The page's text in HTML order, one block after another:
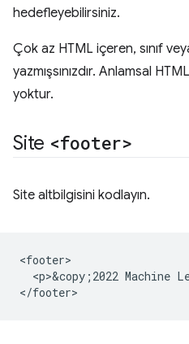
hedefleyebilirsiniz.
Çok az HTML içeren, sınıf
yazmışsınızdır. Anlamsal
yoktur.
Site <footer>
Site altbilgisini kodlayın.
<footer>
<p>&copy;2022 Machine